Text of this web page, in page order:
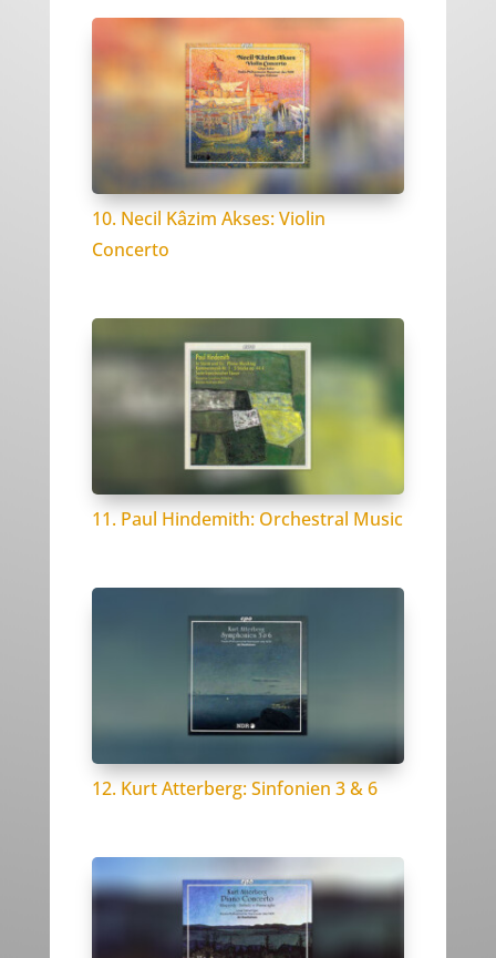
10. Necil Kâzim Akses: Violin
Concerto
11. Paul Hindemith: Orchestral Music
12. Kurt Atterberg: Sinfonien 3 & 6